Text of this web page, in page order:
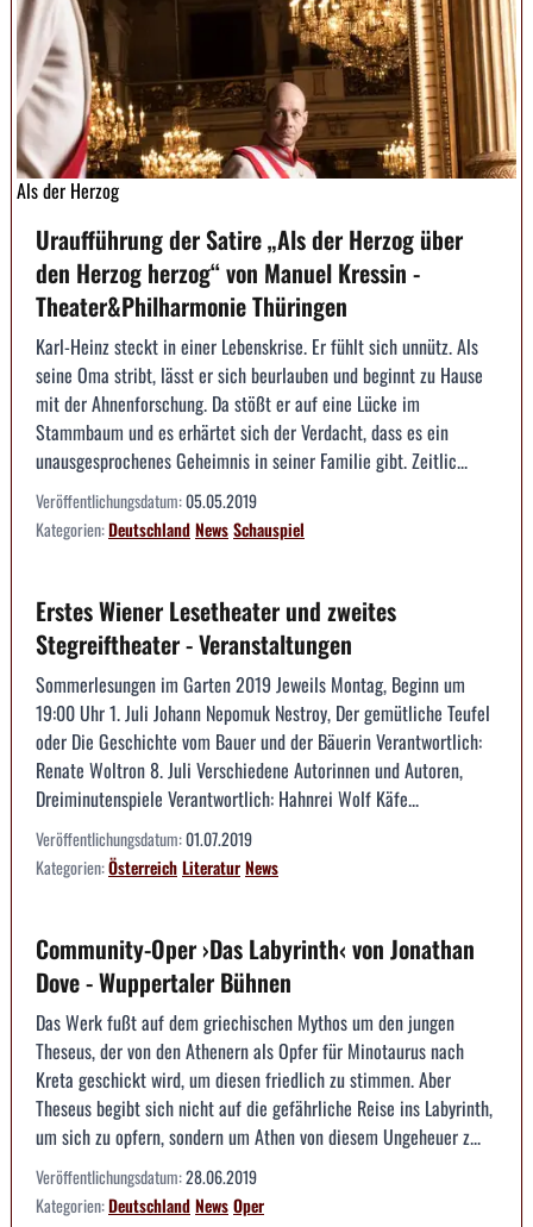
Als der Herzog
Uraufführung der Satire „Als der Herzog über
den Herzog herzog“ von Manuel Kressin -
Theater&Philharmonie Thüringen
Karl-Heinz steckt in einer Lebenskrise. Er fühlt sich unnütz. Als
seine Oma stribt, lässt er sich beurlauben und beginnt zu Hause
mit der Ahnenforschung. Da stößt er auf eine Lücke im
Stammbaum und es erhärtet sich der Verdacht, dass es ein
unausgesprochenes Geheimnis in seiner Familie gibt. Zeitlic...
Veröffentlichungsdatum:05.05.2019
Kategorien:DeutschlandNewsSchauspiel
Erstes Wiener Lesetheater und zweites
Stegreiftheater - Veranstaltungen
Sommerlesungen im Garten 2019 Jeweils Montag, Beginn um
19:00 Uhr 1. Juli Johann Nepomuk Nestroy, Der gemütliche Teufel
oder Die Geschichte vom Bauer und der Bäuerin Verantwortlich:
Renate Woltron 8. Juli Verschiedene Autorinnen und Autoren,
Dreiminutenspiele Verantwortlich: Hahnrei Wolf Käfe...
Veröffentlichungsdatum:01.07.2019
Kategorien:ÖsterreichLiteraturNews
Community-Oper ›Das Labyrinth‹ von Jonathan
Dove - Wuppertaler Bühnen
Das Werk fußt auf dem griechischen Mythos um den jungen
Theseus, der von den Athenern als Opfer für Minotaurus nach
Kreta geschickt wird, um diesen friedlich zu stimmen. Aber
Theseus begibt sich nicht auf die gefährliche Reise ins Labyrinth,
um sich zu opfern, sondern um Athen von diesem Ungeheuer z...
Veröffentlichungsdatum:28.06.2019
Kategorien:DeutschlandNewsOper